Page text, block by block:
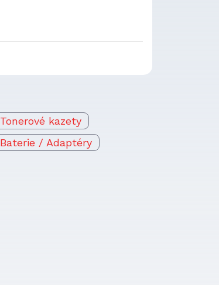
Tonerové kazety
Baterie / Adaptéry